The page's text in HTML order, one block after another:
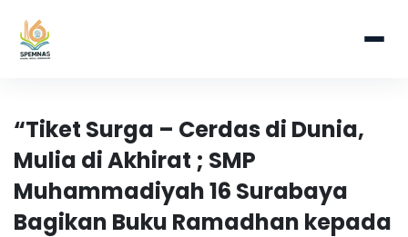
“Tiket Surga – Cerdas di Dunia,
Mulia di Akhirat ; SMP
Muhammadiyah 16 Surabaya
Bagikan Buku Ramadhan kepada